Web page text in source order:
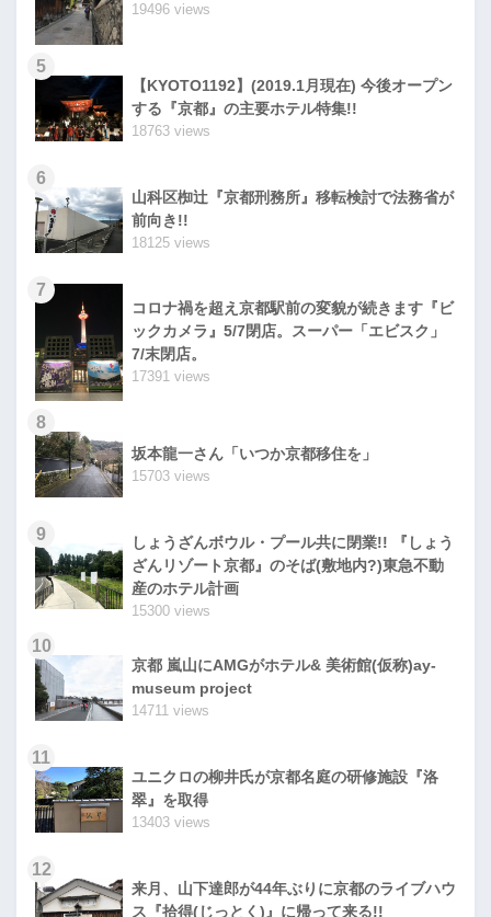
19496 views
5
【KYOTO1192】(2019.1月現在) 今後オープン
する『京都』の主要ホテル特集!!
18763 views
6
山科区椥辻『京都刑務所』移転検討で法務省が
前向き!!
18125 views
7
コロナ禍を超え京都駅前の変貌が続きます『ビ
ックカメラ』5/7閉店。スーパー「エビスク」
7/末閉店。
17391 views
8
坂本龍一さん「いつか京都移住を」
15703 views
9
しょうざんボウル・プール共に閉業!! 『しょう
ざんリゾート京都』のそば(敷地内?)東急不動
産のホテル計画
15300 views
10
京都 嵐山にAMGがホテル& 美術館(仮称)ay-
museum project
14711 views
11
ユニクロの柳井氏が京都名庭の研修施設『洛
翠』を取得
13403 views
12
来月、山下達郎が44年ぶりに京都のライブハウ
ス『拾得(じっとく)』に帰って来る!!